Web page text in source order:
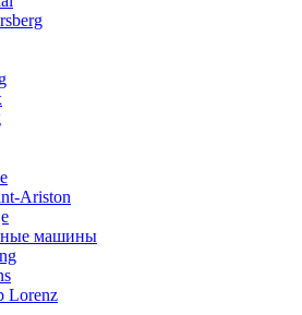
Ariston
машины
Lorenz